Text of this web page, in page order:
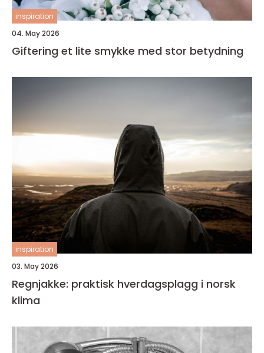
inspiration
04. May 2026
Giftering et lite smykke med stor betydning
inspiration
03. May 2026
Regnjakke: praktisk hverdagsplagg i norsk
klima